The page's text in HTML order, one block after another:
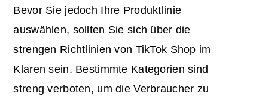
Bevor Sie jedoch Ihre Produktlinie
auswählen, sollten Sie sich über die
strengen Richtlinien von TikTok Shop im
Klaren sein. Bestimmte Kategorien sind
streng verboten, um die Verbraucher zu